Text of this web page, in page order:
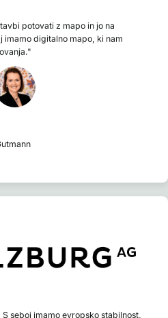
potovati z mapo in jo na
imamo digitalno mapo, ki nam
seboj imamo evropsko stabilnost,